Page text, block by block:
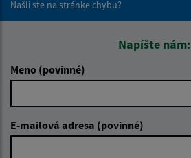
Našli ste na stránke chybu?
Napíšte nám:
Meno (povinné)
E-mailová adresa (povinné)